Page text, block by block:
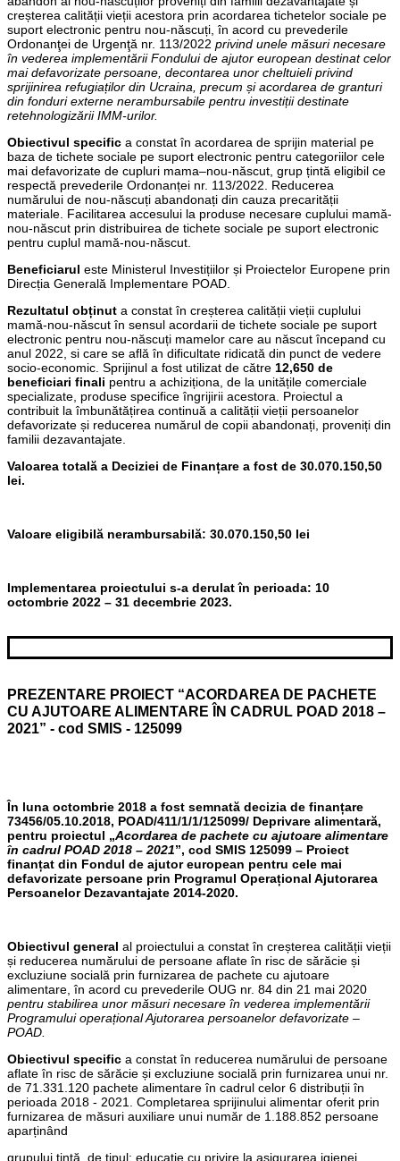
creșterea calității vieții acestora prin acordarea tichetelor sociale pe
suport electronic pentru nou-născuți, în acord cu prevederile
Ordonanţei de Urgenţă nr. 113/2022 privind unele măsuri necesare
în vederea implementării Fondului de ajutor european destinat celor
mai defavorizate persoane, decontarea unor cheltuieli privind
sprijinirea refugiaților din Ucraina, precum și acordarea de granturi
din fonduri externe nerambursabile pentru investiții destinate
retehnologizării IMM-urilor.
Obiectivul specific a constat în acordarea de sprijin material pe
baza de tichete sociale pe suport electronic pentru categoriilor cele
mai defavorizate de cupluri mama–nou-născut, grup țintă eligibil ce
respectă prevederile Ordonanței nr. 113/2022. Reducerea
numărului de nou-născuți abandonați din cauza precarității
materiale. Facilitarea accesului la produse necesare cuplului mamă-
nou-născut prin distribuirea de tichete sociale pe suport electronic
pentru cuplul mamă-nou-născut.
Beneficiarul este Ministerul Investițiilor și Proiectelor Europene prin
Direcția Generală Implementare POAD.
Rezultatul obținut a constat în creșterea calității vieții cuplului
mamă-nou-născut în sensul acordarii de tichete sociale pe suport
electronic pentru nou-născuți mamelor care au născut începand cu
anul 2022, si care se află în dificultate ridicată din punct de vedere
socio-economic. Sprijinul a fost utilizat de către 12,650 de
beneficiari finali pentru a achiziționa, de la unitățile comerciale
specializate, produse specifice îngrijirii acestora. Proiectul a
contribuit la îmbunătățirea continuă a calității vieții persoanelor
defavorizate și reducerea numărul de copii abandonați, proveniți din
familii dezavantajate.
Valoarea totală a Deciziei de Finanțare a fost de 30.070.150,50
lei.
Valoare eligibilă nerambursabilă: 30.070.150,50 lei
Implementarea proiectului s-a derulat în perioada: 10
octombrie 2022 – 31 decembrie 2023.
PREZENTARE PROIECT “ACORDAREA DE PACHETE
CU AJUTOARE ALIMENTARE ÎN CADRUL POAD 2018 –
2021” - cod SMIS - 125099
În luna octombrie 2018 a fost semnată decizia de finanțare
73456/05.10.2018, POAD/411/1/1/125099/ Deprivare alimentară,
pentru proiectul „Acordarea de pachete cu ajutoare alimentare
în cadrul POAD 2018 – 2021”, cod SMIS 125099 – Proiect
finanțat din Fondul de ajutor european pentru cele mai
defavorizate persoane prin Programul Operațional Ajutorarea
Persoanelor Dezavantajate 2014-2020.
Obiectivul general al proiectului a constat în creșterea calității vieții
și reducerea numărului de persoane aflate în risc de sărăcie și
excluziune socială prin furnizarea de pachete cu ajutoare
alimentare, în acord cu prevederile OUG nr. 84 din 21 mai 2020
pentru stabilirea unor măsuri necesare în vederea implementării
Programului operațional Ajutorarea persoanelor defavorizate –
POAD.
Obiectivul specific a constat în reducerea numărului de persoane
aflate în risc de sărăcie și excluziune socială prin furnizarea unui nr.
de 71.331.120 pachete alimentare în cadrul celor 6 distribuții în
perioada 2018 - 2021. Completarea sprijinului alimentar oferit prin
furnizarea de măsuri auxiliare unui număr de 1.188.852 persoane
aparținând
grupului țintă, de tipul: educație cu privire la asigurarea igienei